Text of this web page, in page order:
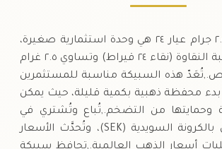
سبيكة الذهب ٢.٥ جرام عيار ٢٤ هي وحدة استثمارية صغيرة،
تتميز بارتفاع نسبة النقاوة (نقاء ٢٤ قيراط) وتساوي ٢.٥ غرام
هذه السبيكة مناسبة للمستثمرين
بدء محفظة ذهبية بكمية قليلة، حيث يمكن
وحمايتها من التضخم.,تُباع وتُشتري في
السوق السويدي بالكرونة السويدية (SEK)، وتُحدَّث الأسعار
أسعار الذهب العالمية.,تحافظ سبيكة